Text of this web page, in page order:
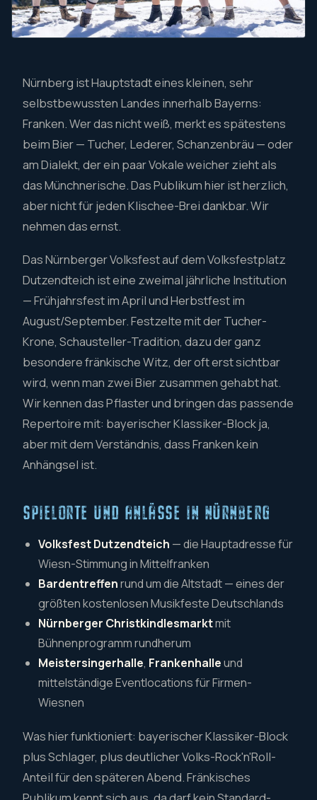
Nürnberg ist Hauptstadt eines kleinen, sehr
selbstbewussten Landes innerhalb Bayerns:
Franken. Wer das nicht weiß, merkt es spätestens
beim Bier — Tucher, Lederer, Schanzenbräu — oder
am Dialekt, der ein paar Vokale weicher zieht als
das Münchnerische. Das Publikum hier ist herzlich,
aber nicht für jeden Klischee-Brei dankbar. Wir
nehmen das ernst.
Das Nürnberger Volksfest auf dem Volksfestplatz
Dutzendteich ist eine zweimal jährliche Institution
— Frühjahrsfest im April und Herbstfest im
August/September. Festzelte mit der Tucher-
Krone, Schausteller-Tradition, dazu der ganz
besondere fränkische Witz, der oft erst sichtbar
wird, wenn man zwei Bier zusammen gehabt hat.
Wir kennen das Pflaster und bringen das passende
Repertoire mit: bayerischer Klassiker-Block ja,
aber mit dem Verständnis, dass Franken kein
Anhängsel ist.
SPIELORTE UND ANLÄSSE IN NÜRNBERG
Volksfest Dutzendteich — die Hauptadresse für
Wiesn-Stimmung in Mittelfranken
Bardentreffenrund um die Altstadt — eines der
größten kostenlosen Musikfeste Deutschlands
Nürnberger Christkindlesmarktmit
Bühnenprogramm rundherum
Meistersingerhalle, Frankenhalleund
mittelständige Eventlocations für Firmen-
Wiesnen
Was hier funktioniert: bayerischer Klassiker-Block
plus Schlager, plus deutlicher Volks-Rock'n'Roll-
Anteil für den späteren Abend. Fränkisches